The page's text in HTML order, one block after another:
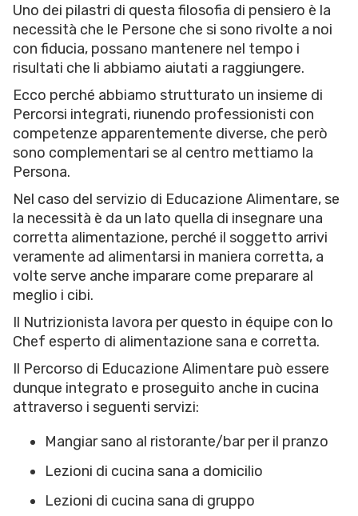
Uno dei pilastri di questa filosofia di pensiero è la
necessità che le Persone che si sono rivolte a noi
con fiducia, possano mantenere nel tempo i
risultati che li abbiamo aiutati a raggiungere.
Ecco perché abbiamo strutturato un insieme di
Percorsi integrati, riunendo professionisti con
competenze apparentemente diverse, che però
sono complementari se al centro mettiamo la
Persona.
Nel caso del servizio di Educazione Alimentare, se
la necessità è da un lato quella di insegnare una
corretta alimentazione, perché il soggetto arrivi
veramente ad alimentarsi in maniera corretta, a
volte serve anche imparare come preparare al
meglio i cibi.
Il Nutrizionista lavora per questo in équipe con lo
Chef esperto di alimentazione sana e corretta.
Il Percorso di Educazione Alimentare può essere
dunque integrato e proseguito anche in cucina
attraverso i seguenti servizi:
Mangiar sano al ristorante/bar per il pranzo
Lezioni di cucina sana a domicilio
Lezioni di cucina sana di gruppo